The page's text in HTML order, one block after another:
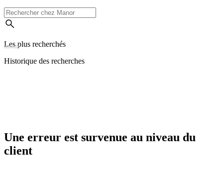
Les plus recherchés
Historique des recherches
Une erreur est survenue au niveau du
client